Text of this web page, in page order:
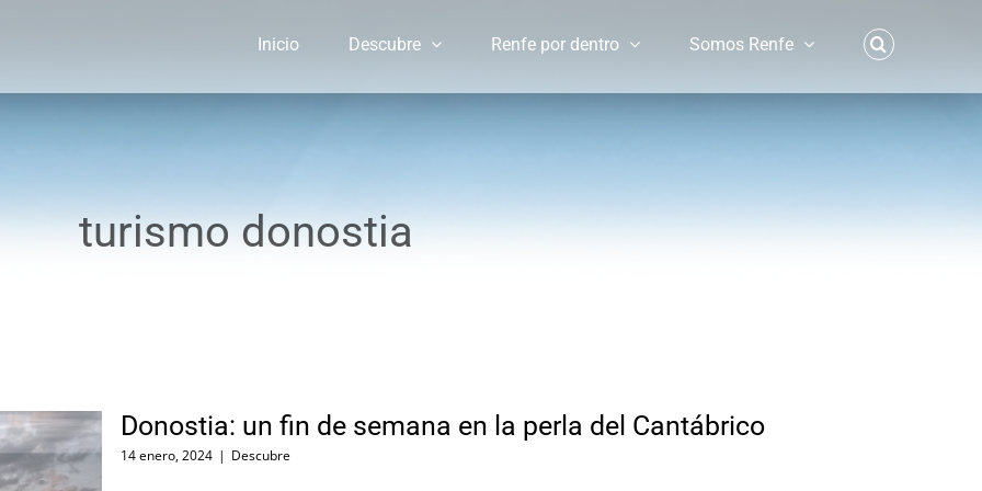
Inicio Descubre Renfe por dentro Somos Renfe
turismo donostia
Donostia: un fin de semana en la perla del Cantábrico
14 enero, 2024 | Descubre